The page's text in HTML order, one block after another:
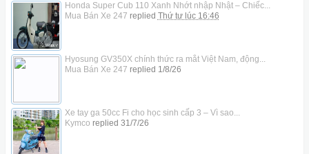
Honda Super Cub 110 Xanh Nhớt nhập Nhật – Chiếc...
Mua Bán Xe 247 replied Thứ tư lúc 16:46
Hyosung GV350X chính thức ra mắt Việt Nam, động...
Mua Bán Xe 247 replied 1/8/26
Xe tay ga 50cc Fi cho học sinh cấp 3 – Vì sao...
Kymco replied 31/7/26